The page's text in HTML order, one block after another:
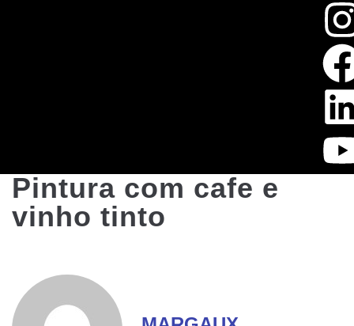
Pintura com cafe e
vinho tinto